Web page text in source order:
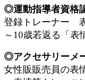
◎運動指導者資格
登録トレーナー
～10歳若返る「表
◎アクセサリーメ
女性販販売員の表